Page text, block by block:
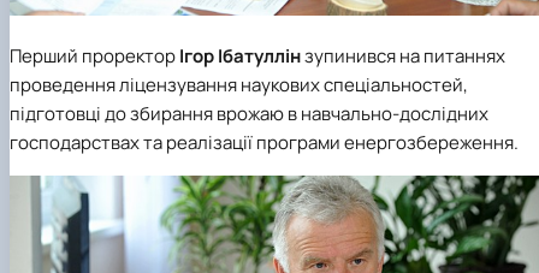
Перший проректорІгор Ібатуллінзупинився на питаннях
проведення ліцензування наукових спеціальностей,
підготовці до збирання врожаю в навчально-дослідних
господарствах та реалізації програми енергозбереження.